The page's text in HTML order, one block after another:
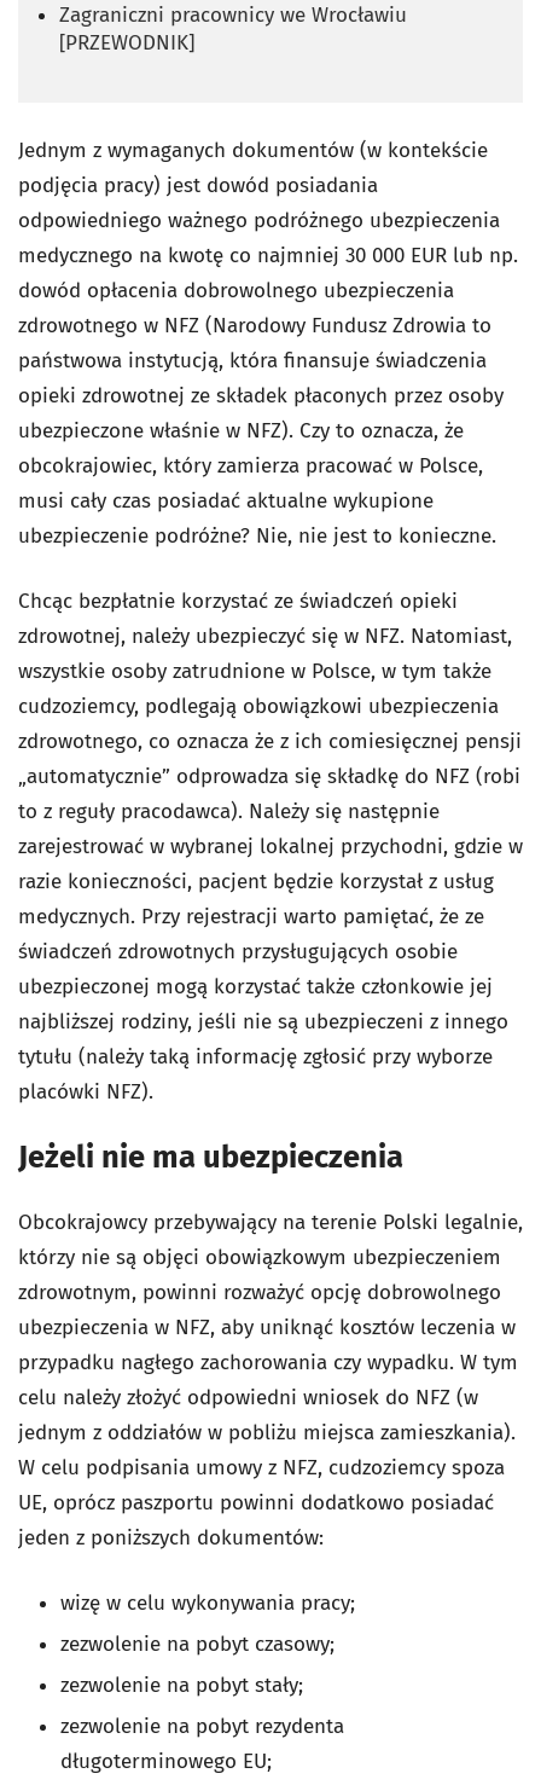
Zagraniczni pracownicy we Wrocławiu
[PRZEWODNIK]
Jednym z wymaganych dokumentów (w kontekście
podjęcia pracy) jest dowód posiadania
odpowiedniego ważnego podróżnego ubezpieczenia
medycznego na kwotę co najmniej 30 000 EUR lub np.
dowód opłacenia dobrowolnego ubezpieczenia
zdrowotnego w NFZ (Narodowy Fundusz Zdrowia to
państwowa instytucją, która finansuje świadczenia
opieki zdrowotnej ze składek płaconych przez osoby
ubezpieczone właśnie w NFZ). Czy to oznacza, że
obcokrajowiec, który zamierza pracować w Polsce,
musi cały czas posiadać aktualne wykupione
ubezpieczenie podróżne? Nie, nie jest to konieczne.
Chcąc bezpłatnie korzystać ze świadczeń opieki
zdrowotnej, należy ubezpieczyć się w NFZ. Natomiast,
wszystkie osoby zatrudnione w Polsce, w tym także
cudzoziemcy, podlegają obowiązkowi ubezpieczenia
zdrowotnego, co oznacza że z ich comiesięcznej pensji
„automatycznie” odprowadza się składkę do NFZ (robi
to z reguły pracodawca). Należy się następnie
zarejestrować w wybranej lokalnej przychodni, gdzie w
razie konieczności, pacjent będzie korzystał z usług
medycznych. Przy rejestracji warto pamiętać, że ze
świadczeń zdrowotnych przysługujących osobie
ubezpieczonej mogą korzystać także członkowie jej
najbliższej rodziny, jeśli nie są ubezpieczeni z innego
tytułu (należy taką informację zgłosić przy wyborze
placówki NFZ).
Jeżeli nie ma ubezpieczenia
Obcokrajowcy przebywający na terenie Polski legalnie,
którzy nie są objęci obowiązkowym ubezpieczeniem
zdrowotnym, powinni rozważyć opcję dobrowolnego
ubezpieczenia w NFZ, aby uniknąć kosztów leczenia w
przypadku nagłego zachorowania czy wypadku. W tym
celu należy złożyć odpowiedni wniosek do NFZ (w
jednym z oddziałów w pobliżu miejsca zamieszkania).
W celu podpisania umowy z NFZ, cudzoziemcy spoza
UE, oprócz paszportu powinni dodatkowo posiadać
jeden z poniższych dokumentów:
wizę w celu wykonywania pracy;
zezwolenie na pobyt czasowy;
zezwolenie na pobyt stały;
zezwolenie na pobyt rezydenta
długoterminowego EU;